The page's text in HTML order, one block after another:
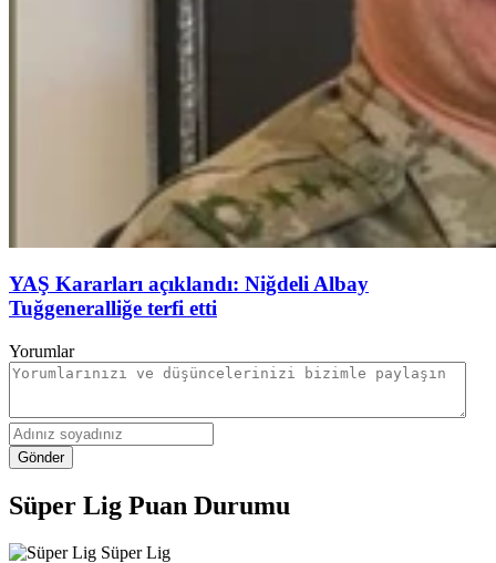
YAŞ Kararları açıklandı: Niğdeli Albay
Tuğgeneralliğe terfi etti
Yorumlar
Gönder
Süper Lig Puan Durumu
Süper Lig